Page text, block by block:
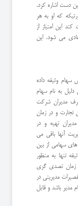
دست اشاره کرد.
که او به هر
این امتیاز از
می شود. این
وثیقه داده
به نام سهام
مدیران شرکت
قانون تجارت و در زمان
تهیه و در
آنها باقی می
سهامی از بین
تنها به منظور
زمان تصدی گری
مدیریتی در
مدیر باشد و قابل